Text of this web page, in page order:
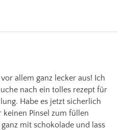
allem ganz lecker aus! Ich
nach ein tolles rezept für
Habe es jetzt sicherlich
keinen Pinsel zum füllen
mit schokolade und lass